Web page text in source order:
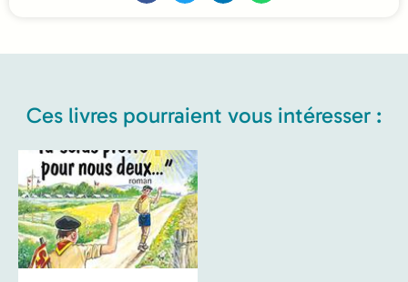
Ces livres pourraient vous intéresser :